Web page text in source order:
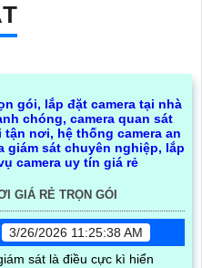
GIÁ RẺ TRỌN GÓI
3/26/2026 11:25:38 AM
sát là điều cực kì hiển